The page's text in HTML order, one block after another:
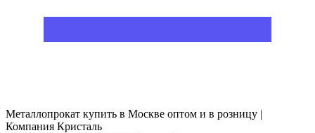
Металлопрокат купить в Москве оптом и в розницу |
Компания Кристаль